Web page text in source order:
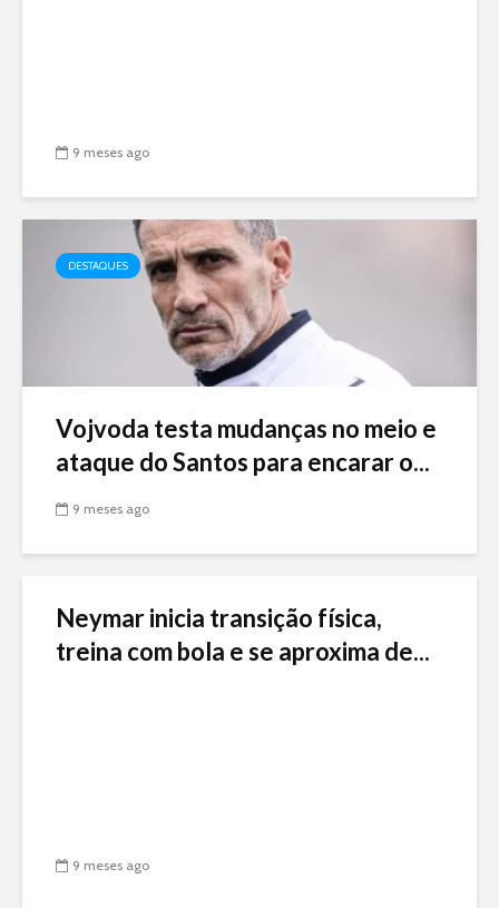
9 meses ago
DESTAQUES
Vojvoda testa mudanças no meio e
ataque do Santos para encarar o...
9 meses ago
Neymar inicia transição física,
treina com bola e se aproxima de...
9 meses ago